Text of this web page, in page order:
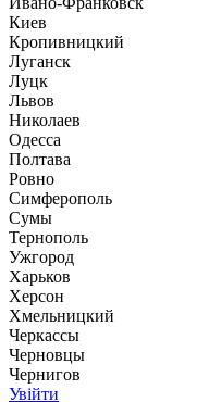
Киев
Кропивницкий
Луганск
Луцк
Львов
Николаев
Одесса
Полтава
Ровно
Симферополь
Сумы
Тернополь
Ужгород
Харьков
Херсон
Хмельницкий
Черкассы
Чернoвцы
Чернигов
Увійти